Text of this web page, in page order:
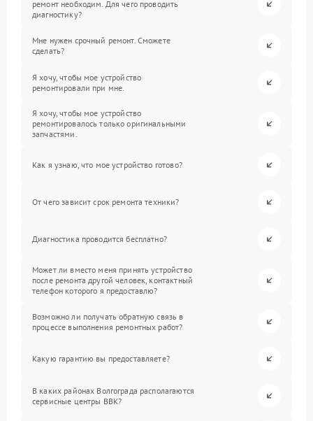
ремонт необходим. Для чего проводить
диагностику?
Мне нужен срочный ремонт. Сможете
сделать?
Я хочу, чтобы мое устройство
ремонтировали при мне.
Я хочу, чтобы мое устройство
ремонтировалось только оригинальными
запчастями.
Как я узнаю, что мое устройство готово?
От чего зависит срок ремонта техники?
Диагностика проводится бесплатно?
Может ли вместо меня принять устройство
после ремонта другой человек, контактный
телефон которого я предоставлю?
Возможно ли получать обратную связь в
процессе выполнения ремонтных работ?
Какую гарантию вы предоставляете?
В каких районах Волгограда располагаются
сервисные центры BBK?